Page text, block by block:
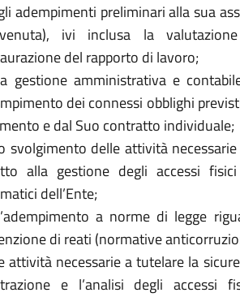
adempimenti preliminari alla sua
ivi inclusa la
del rapporto di lavoro;
gestione amministrativa e
dei connessi obblighi
e dal Suo contratto individuale;
svolgimento delle attività
alla gestione degli accessi
dell’Ente;
a norme di legge
di reati (normative
attività necessarie a tutelare la
e l’analisi degli accessi